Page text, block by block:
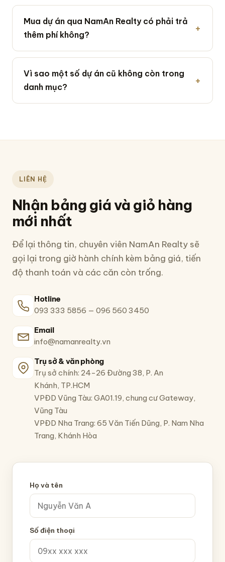
Mua dự án qua NamAn Realty có phải trả
thêm phí không?
Vì sao một số dự án cũ không còn trong
danh mục?
LIÊN HỆ
Nhận bảng giá và giỏ hàng
mới nhất
Để lại thông tin, chuyên viên NamAn Realty sẽ
gọi lại trong giờ hành chính kèm bảng giá, tiến
độ thanh toán và các căn còn trống.
Hotline
093 333 5856 — 096 560 3450
Email
info@namanrealty.vn
Trụ sở & văn phòng
Trụ sở chính: 24-26 Đường 38, P. An
Khánh, TP.HCM
VPĐD Vũng Tàu: GA01.19, chung cư Gateway,
Vũng Tàu
VPĐD Nha Trang: 65 Văn Tiến Dũng, P. Nam Nha
Trang, Khánh Hòa
Họ và tên
Số điện thoại